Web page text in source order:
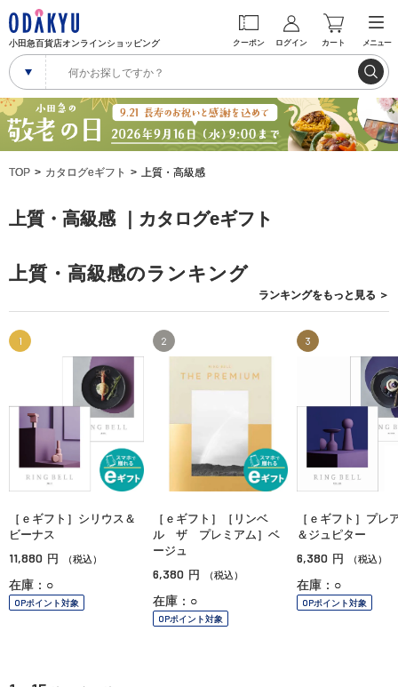
小田急百貨店オンラインショッピング クーポン ログイン カート メニュー
TOP カタログeギフト 上質・高級感
上質・高級感 ｜カタログeギフト
上質・高級感のランキング
ランキングをもっと見る ＞
1
［ｅギフト］シリウス＆
ビーナス
11,880 円 （税込）
在庫：○
OPポイント対象
2
［ｅギフト］［リンベ
ル ザ プレミアム］ベ
ージュ
6,380 円 （税込）
在庫：○
OPポイント対象
3
［ｅギフト］プレ
＆ジュピター
6,380 円 （税込）
在庫：○
OPポイント対象